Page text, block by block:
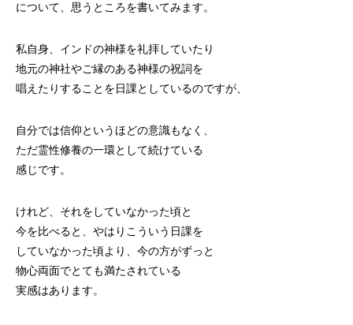
について、思うところを書いてみます。
私自身、インドの神様を礼拝していたり
地元の神社やご縁のある神様の祝詞を
唱えたりすることを日課としているのですが、
自分では信仰というほどの意識もなく、
ただ霊性修養の一環として続けている
感じです。
けれど、それをしていなかった頃と
今を比べると、やはりこういう日課を
していなかった頃より、今の方がずっと
物心両面でとても満たされている
実感はあります。